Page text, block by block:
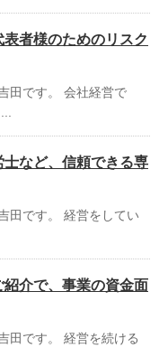
者様のためのリスク
田です。 会社経営で
など、信頼できる専
田です。 経営をしてい
介で、事業の資金面
田です。 経営を続ける